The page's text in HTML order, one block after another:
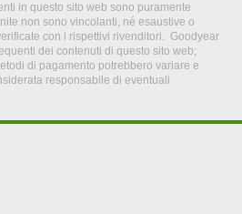
in questo sito web sono puramente
non sono vincolanti, né esaustive o
con i rispettivi rivenditori. Goodyear
dei contenuti di questo sito web;
di pagamento potrebbero variare e
responsabile di eventuali